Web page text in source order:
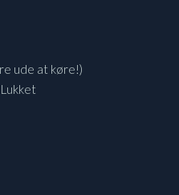
ude at køre!)